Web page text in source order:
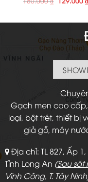
gốc
Gạch men cao
loại, bột trét, thiết bị
giả gỗ, máy
Địa chỉ: TL 827, Ấp
Tỉnh Long An (Sau sát
Vĩnh Công, T. Tây